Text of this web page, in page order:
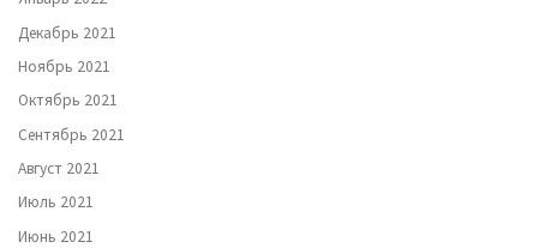
Декабрь 2021
Ноябрь 2021
Октябрь 2021
Сентябрь 2021
Август 2021
Июль 2021
Июнь 2021